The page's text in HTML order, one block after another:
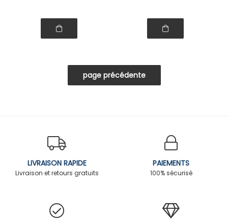
LIVRAISON RAPIDE
Livraison et retours gratuits
PAIEMENTS
100% sécurisé